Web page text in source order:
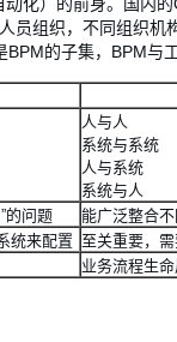
员组织，不同组织
的子集，BPM与
人与人
系统与系统
人与系统
系统与人
的问题
能广泛整合
统来配置 至关重要，
业务流程生